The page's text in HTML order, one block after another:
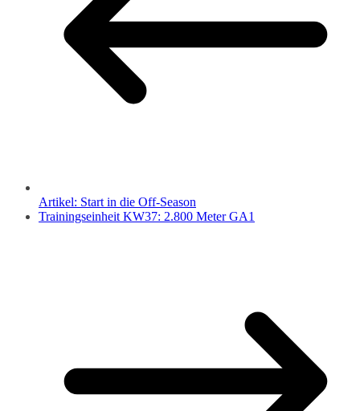
Artikel: Start in die Off-Season
Trainingseinheit KW37: 2.800 Meter GA1